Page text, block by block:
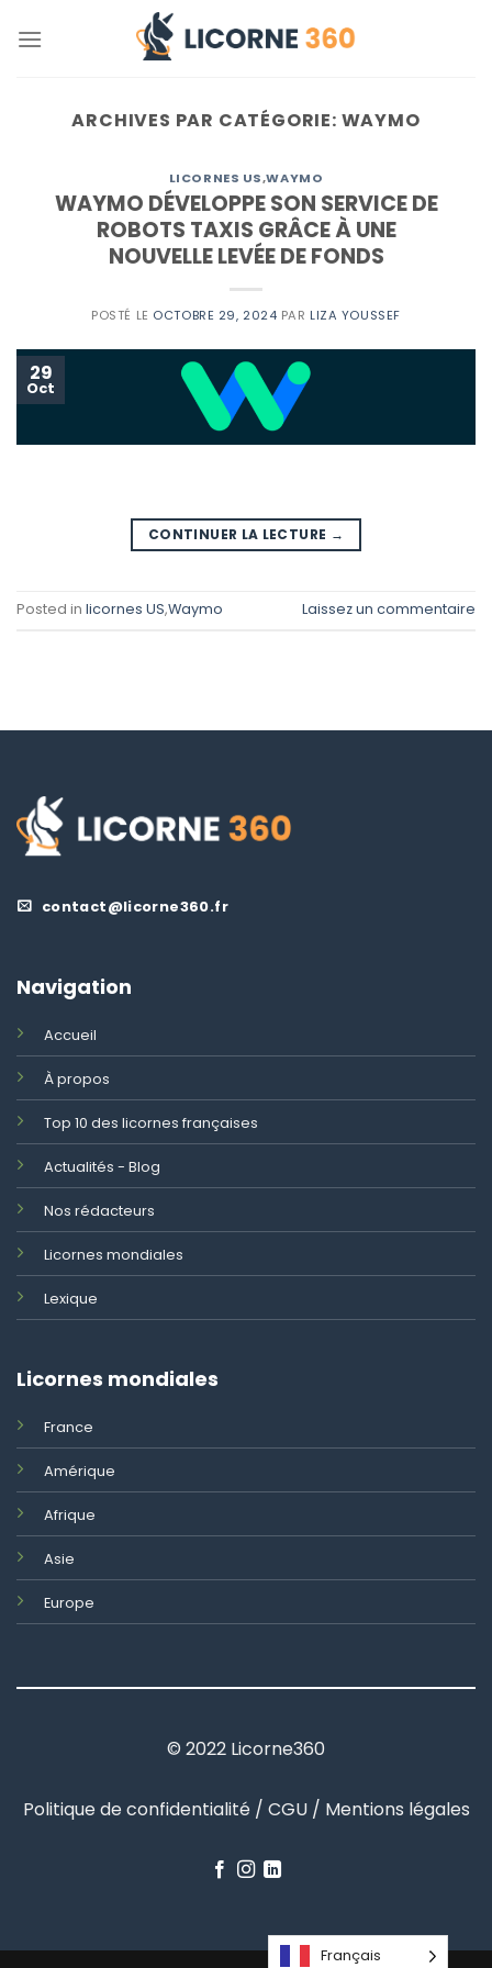
ARCHIVES PAR CATÉGORIE: WAYMO
LICORNES US,WAYMO
WAYMO DÉVELOPPE SON SERVICE DE
ROBOTS TAXIS GRÂCE À UNE
NOUVELLE LEVÉE DE FONDS
POSTÉ LE OCTOBRE 29, 2024 PAR LIZA YOUSSEF
29
Oct
CONTINUER LA LECTURE →
Posted in licornes US,Waymo Laissez un commentaire
contact@licorne360.fr
Navigation
Accueil
À propos
Top 10 des licornes françaises
Actualités - Blog
Nos rédacteurs
Licornes mondiales
Lexique
Licornes mondiales
France
Amérique
Afrique
Asie
Europe
© 2022 Licorne360
Politique de confidentialité / CGU / Mentions légales
Français